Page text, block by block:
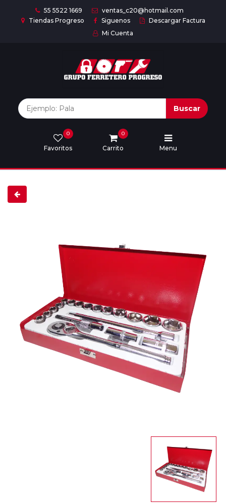
55 5522 1669
ventas_c20@hotmail.com
Tiendas Progreso
Siguenos
Descargar Factura
Mi Cuenta
Buscar
Favoritos
0
Carrito
0
Menu
Marcas
Descargar